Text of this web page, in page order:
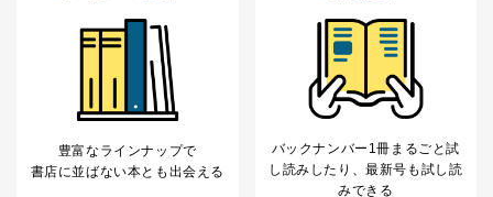
豊富なラインナップで
書店に並ばない本とも出会える
バックナンバー1冊まるごと試
し読み したり、最新号も試し読
みできる